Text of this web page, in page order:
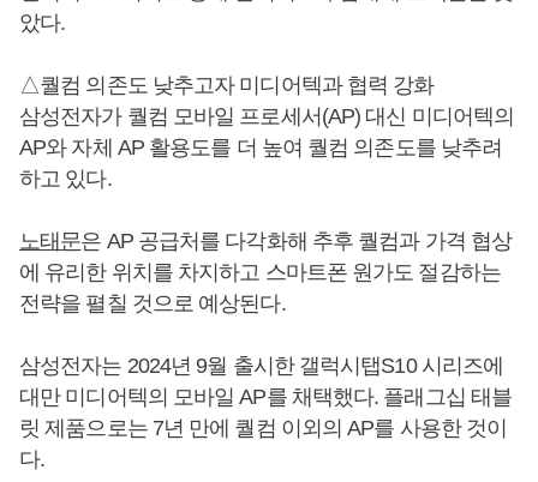
았다.
△퀄컴 의존도 낮추고자 미디어텍과 협력 강화
삼성전자가 퀄컴 모바일 프로세서(AP) 대신 미디어텍의
AP와 자체 AP 활용도를 더 높여 퀄컴 의존도를 낮추려
하고 있다.
노태문은 AP 공급처를 다각화해 추후 퀄컴과 가격 협상
에 유리한 위치를 차지하고 스마트폰 원가도 절감하는
전략을 펼칠 것으로 예상된다.
삼성전자는 2024년 9월 출시한 갤럭시탭S10 시리즈에
대만 미디어텍의 모바일 AP를 채택했다. 플래그십 태블
릿 제품으로는 7년 만에 퀄컴 이외의 AP를 사용한 것이
다.